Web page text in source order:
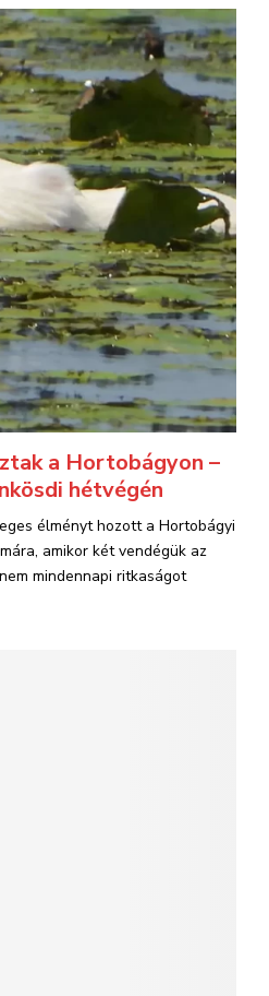
a Hortobágyon –
hétvégén
élményt hozott a Hortobágyi
amikor két vendégük az
mindennapi ritkaságot